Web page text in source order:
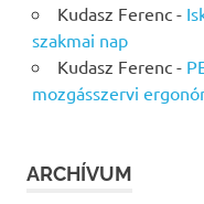
Kudasz Ferenc-
szakmai nap
Kudasz Ferenc-
mozgásszervi
ARCHÍVUM